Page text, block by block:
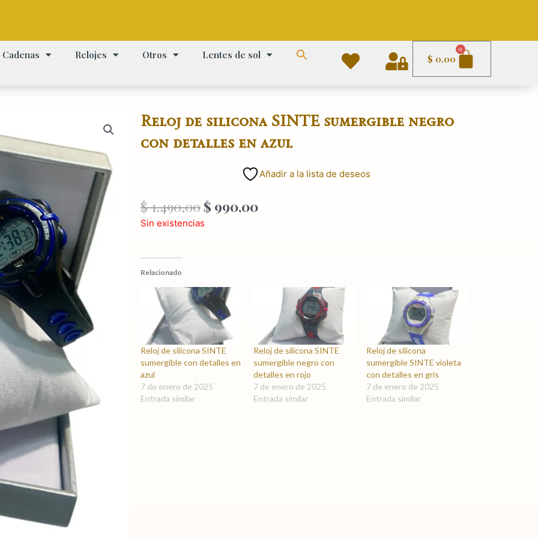
Cadenas Relojes Otros Lentes de sol $ 0,00
0
Carrito
Reloj de silicona SINTE sumergible negro
con detalles en azul
Añadir a la lista de deseos
$1.490,00 El
precio
$ 990,00El
Sin existencias
Relacionado
Reloj de silicona SINTE
sumergible con detalles en
azul
7 de enero de 2025
Entrada similar
Reloj de silicona SINTE
sumergible negro con
detalles en rojo
7 de enero de 2025
Entrada similar
Reloj de silicona
sumergible SINTE violeta
con detalles en gris
7 de enero de 2025
Entrada similar